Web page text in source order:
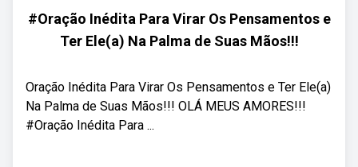
#Oração Inédita Para Virar Os Pensamentos e
Ter Ele(a) Na Palma de Suas Mãos!!!
Oração Inédita Para Virar Os Pensamentos e Ter Ele(a)
Na Palma de Suas Mãos!!! OLÁ MEUS AMORES!!!
#Oração Inédita Para ...